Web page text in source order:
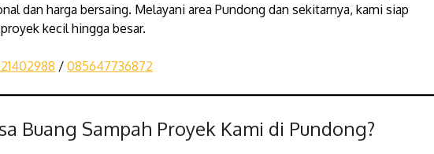
dan harga bersaing. Melayani area Pundong dan sekitarnya, kami siap
kecil hingga besar.
/085647736872
Buang Sampah Proyek Kami di Pundong?